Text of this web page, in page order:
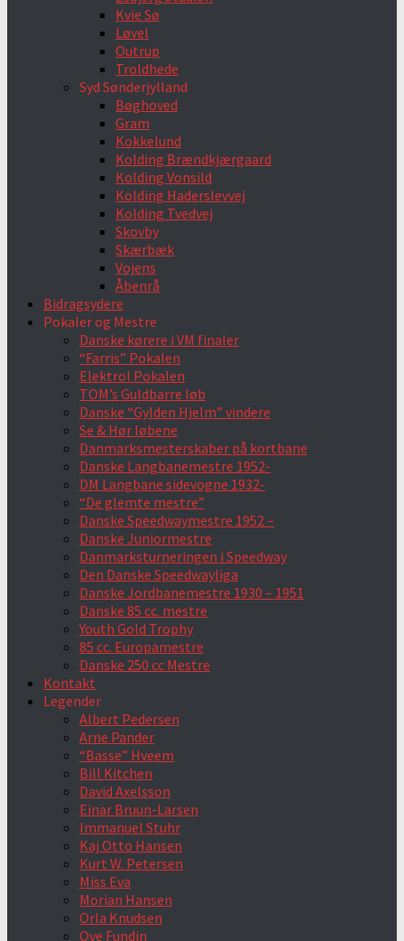
Kvie Sø
Løvel
Outrup
Troldhede
Syd Sønderjylland
Bøghoved
Gram
Kokkelund
Kolding Brændkjærgaard
Kolding Vonsild
Kolding Haderslevvej
Kolding Tvedvej
Skovby
Skærbæk
Vojens
Åbenrå
Bidragsydere
Pokaler og Mestre
Danske kørere i VM finaler
“Farris” Pokalen
Elektrol Pokalen
TOM’s Guldbarre løb
Danske “Gylden Hjelm” vindere
Se & Hør løbene
Danmarksmesterskaber på kortbane
Danske Langbanemestre 1952-
DM Langbane sidevogne 1932-
“De glemte mestre”
Danske Speedwaymestre 1952 –
Danske Juniormestre
Danmarksturneringen i Speedway
Den Danske Speedwayliga
Danske Jordbanemestre 1930 – 1951
Danske 85 cc. mestre
Youth Gold Trophy
85 cc. Europamestre
Danske 250 cc Mestre
Kontakt
Legender
Albert Pedersen
Arne Pander
“Basse” Hveem
Bill Kitchen
David Axelsson
Einar Bruun-Larsen
Immanuel Stuhr
Kaj Otto Hansen
Kurt W. Petersen
Miss Eva
Morian Hansen
Orla Knudsen
Ove Fundin